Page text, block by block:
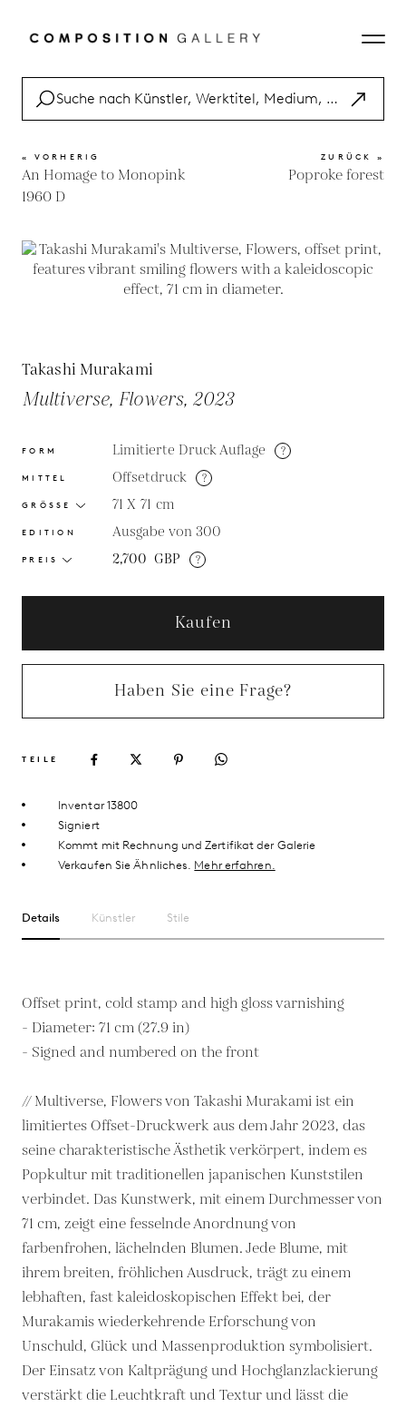
« VORHERIG
An Homage to Monopink
1960 D
ZURÜCK »
Poproke forest
Takashi Murakami
Multiverse, Flowers, 2023
FORM Limitierte Druck Auflage ?
MITTEL Offsetdruck ?
GRÖSSE 71 X 71 cm
EDITION Ausgabe von 300
PREIS 2,700 GBP ?
Kaufen
Haben Sie eine Frage?
TEILE
Inventar 13800
Signiert
Kommt mit Rechnung und Zertifikat der Galerie
Verkaufen Sie Ähnliches. Mehr erfahren.
Details Künstler Stile
Offset print, cold stamp and high gloss varnishing
- Diameter: 71 cm (27.9 in)
- Signed and numbered on the front
// Multiverse, Flowers von Takashi Murakami ist ein
limitiertes Offset-Druckwerk aus dem Jahr 2023, das
seine charakteristische Ästhetik verkörpert, indem es
Popkultur mit traditionellen japanischen Kunststilen
verbindet. Das Kunstwerk, mit einem Durchmesser von
71 cm, zeigt eine fesselnde Anordnung von
farbenfrohen, lächelnden Blumen. Jede Blume, mit
ihrem breiten, fröhlichen Ausdruck, trägt zu einem
lebhaften, fast kaleidoskopischen Effekt bei, der
Murakamis wiederkehrende Erforschung von
Unschuld, Glück und Massenproduktion symbolisiert.
Der Einsatz von Kaltprägung und Hochglanzlackierung
verstärkt die Leuchtkraft und Textur und lässt die